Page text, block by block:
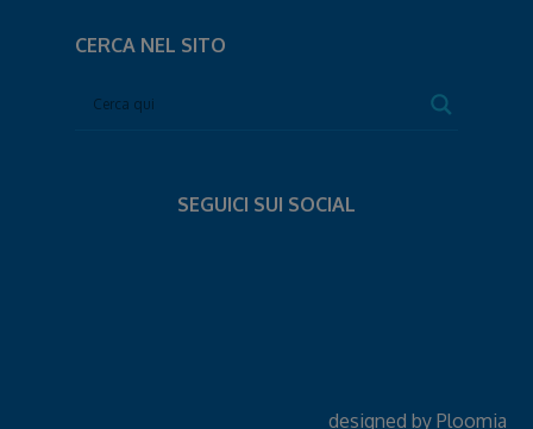
CERCA NEL SITO
SEGUICI SUI SOCIAL
designed by Ploomia